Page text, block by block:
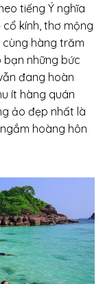
tiếng Ý nghĩa
kính, thơ mộng
cùng hàng trăm
những bức
đang hoàn
ít hàng quán
ảo đẹp nhất là
hoàng hôn